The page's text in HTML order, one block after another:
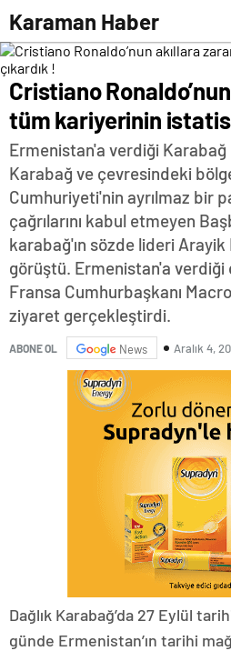
Karaman Haber
Cristiano
tüm kariyerinin
Ermenistan'a verdiği Karabağ
Karabağ ve çevresindeki
Cumhuriyeti'nin ayrılmaz bir
çağrılarını kabul etmeyen
karabağ'ın sözde lideri
görüştü. Ermenistan'a
Fransa Cumhurbaşkanı
ziyaret gerçekleştirdi.
ABONE OL News Aralık 4,
Dağlık Karabağ’da 27 Eylül
günde Ermenistan’ın tarihi